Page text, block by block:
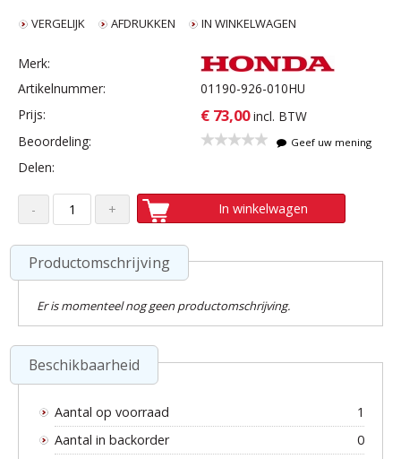
VERGELIJK AFDRUKKEN IN WINKELWAGEN
Merk:
Artikelnummer:
01190-926-010HU
Prijs:
€ 73,00 incl. BTW
Beoordeling:
Geef uw mening
Delen:
In winkelwagen
Productomschrijving
Er is momenteel nog geen productomschrijving.
Beschikbaarheid
Aantal op voorraad
1
Aantal in backorder
0